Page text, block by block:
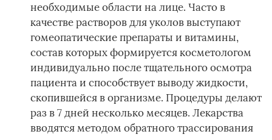
необходимые области на лице. Часто в
качестве растворов для уколов выступают
гомеопатические препараты и витамины,
состав которых формируется косметологом
индивидуально после тщательного осмотра
пациента и способствует выводу жидкости,
скопившейся в организме. Процедуры делают
раз в 7 дней несколько месяцев. Лекарства
вводятся методом обратного трассирования